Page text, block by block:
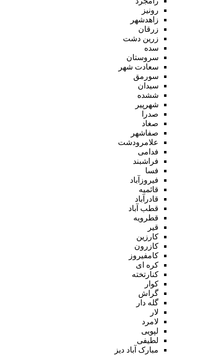
رونیز
زاهدشهر
زرقان
زرین دشت
سده
سروستان
سعادت شهر
سورمق
سیدان
ششده
شهرپیر
صدرا
صغاد
صفاشهر
علامرودشت
فدامی
فراشبند
فسا
فیروزآباد
قائمیه
قادرآباد
قطب آباد
قطرویه
قیر
کارزین
کازرون
کامفیروز
کره ای
کنارتخته
کوار
گراش
گله دار
لار
لامرد
لپویی
لطیفی
مبارک آباد دیز